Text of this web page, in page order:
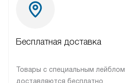
Бесплатная доставка
Товары с специальным лейблом
доставляются бесплатно